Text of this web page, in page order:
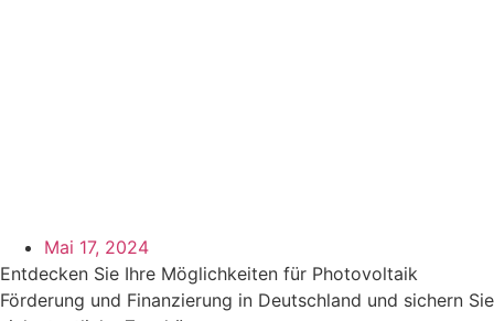
Mai 17, 2024
Entdecken Sie Ihre Möglichkeiten für Photovoltaik
Förderung und Finanzierung in Deutschland und sichern Sie